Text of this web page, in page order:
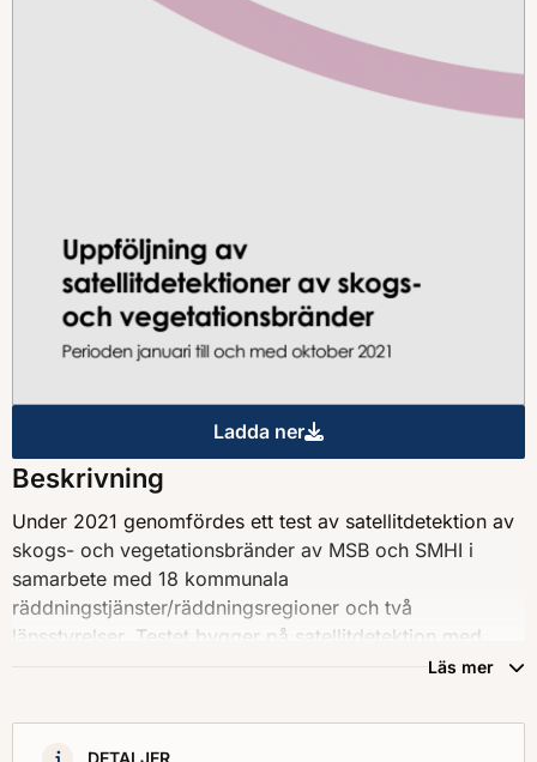
Ladda ner
Uppföljning av
Beskrivning
Under 2021 genomfördes ett test av satellitdetektion av
skogs- och vegetationsbränder av MSB och SMHI i
samarbete med 18 kommunala
räddningstjänster/räddningsregioner och två
länsstyrelser. Testet bygger på satellitdetektion med
VIIRS-instrument på två polära vädersatelliter (Suomi-
registrerar visuellt och infrarött ljus från marken,
används för att detektera pågående bränder. Arbetet
Läs mer
DETALJER